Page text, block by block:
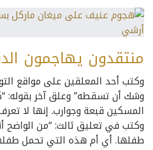
منتقدون يهاجمون
وكتب أحد المعلقين على مواقع
وشك أن تسقطه” وعلق آخر بقوله:
المسكين قبعة وجوارب. إنها لا
وكتب في تعليق ثالث: “من الواضح
طفلها. أي أم هذه التي تحمل